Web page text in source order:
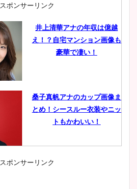
スポンサーリンク
井上清華アナの年収は億越
え！？自宅マンション画像も
豪華で凄い！
桑子真帆アナのカップ画像ま
とめ！シースルー衣装やニッ
トもかわいい！
小室瑛莉子のカップ画像まと
スポンサーリンク